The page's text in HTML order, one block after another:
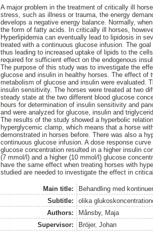
A major problem in the treatment of critically ill
stress, such as illness or trauma, the energy
develops a negative energy balance. Normally,
the form of fatty acids. In critically ill horses,
Hyperlipidemia can eventually lead to lipidosis in
treated with a continuous glucose infusion. The
thus leading to increased uptake of lipids to the
required for sufficient effect on the endogenous
The purpose of this study was to investigate the
glucose and insulin in healthy horses. The effect of
metabolism of glucose and insulin were evaluated.
insulin sensitivity. The horses were treated at two
steady state at the two different blood glucose
hours for determination of insulin sensitivity and
and were analyzed for glucose, insulin and
The results of the study showed a hyperbolic
hyperglycemic clamp, which means that a horse
demonstrated in horses before. There was also a
continuous glucose infusion. A dose response
glucose concentration resulted in a higher insulin
(7 mmol/l) and a higher (10 mmol/l) glucose
have the same effect when treating horses with
studied are needed to investigate the effect in
Main title:
Behandling med
Subtitle:
olika
Authors:
Månsby, Maja
Supervisor:
Bröjer, Johan